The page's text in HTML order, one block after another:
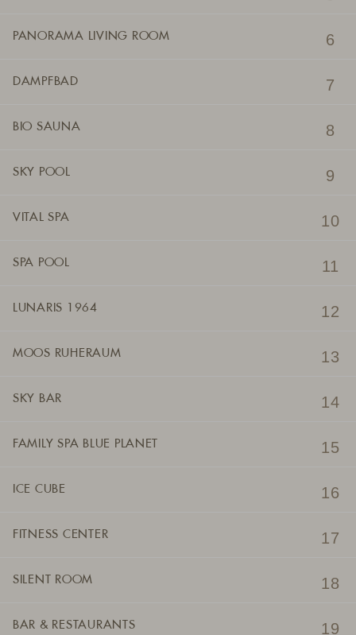
PANORAMA LIVING ROOM
DAMPFBAD
BIO SAUNA
SKY POOL
VITAL SPA
SPA POOL
LUNARIS 1964
MOOS RUHERAUM
SKY BAR
FAMILY SPA BLUE PLANET
ICE CUBE
FITNESS CENTER
SILENT ROOM
BAR & RESTAURANTS